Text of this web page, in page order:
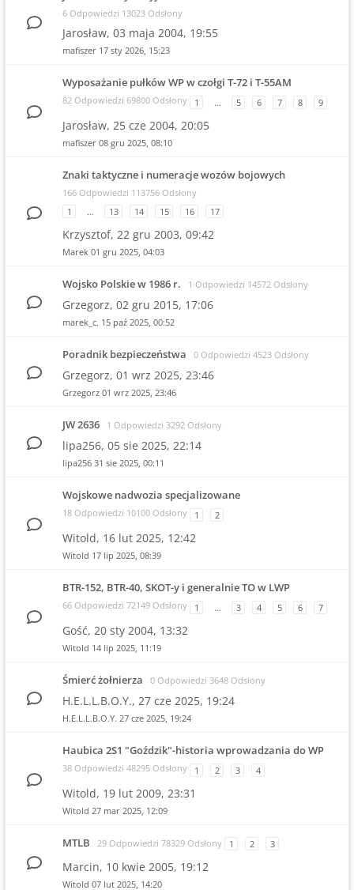
6 Odpowiedzi 13023 Odsłony
Jarosław, 03 maja 2004, 19:55
mafiszer 17 sty 2026, 15:23
Wyposażanie pułków WP w czołgi T-72 i T-55AM
82 Odpowiedzi 69800 Odsłony 1 … 5 6 7 8 9
Jarosław, 25 cze 2004, 20:05
mafiszer 08 gru 2025, 08:10
Znaki taktyczne i numeracje wozów bojowych
166 Odpowiedzi 113756 Odsłony
1
… 13 14 15 16 17
Krzysztof, 22 gru 2003, 09:42
Marek 01 gru 2025, 04:03
Wojsko Polskie w 1986 r. 1 Odpowiedzi 14572 Odsłony
Grzegorz, 02 gru 2015, 17:06
marek_c. 15 paź 2025, 00:52
Poradnik bezpieczeństwa 0 Odpowiedzi 4523 Odsłony
Grzegorz, 01 wrz 2025, 23:46
Grzegorz 01 wrz 2025, 23:46
JW 2636 1 Odpowiedzi 3292 Odsłony
lipa256, 05 sie 2025, 22:14
lipa256 31 sie 2025, 00:11
Wojskowe nadwozia specjalizowane
18 Odpowiedzi 10100 Odsłony 1 2
Witold, 16 lut 2025, 12:42
Witold 17 lip 2025, 08:39
BTR-152, BTR-40, SKOT-y i generalnie TO w LWP
66 Odpowiedzi 72149 Odsłony 1 … 3 4 5 6 7
Gość, 20 sty 2004, 13:32
Witold 14 lip 2025, 11:19
Śmierć żołnierza 0 Odpowiedzi 3648 Odsłony
H.E.L.L.B.O.Y., 27 cze 2025, 19:24
H.E.L.L.B.O.Y. 27 cze 2025, 19:24
Haubica 2S1 "Goździk"-historia wprowadzania do WP
38 Odpowiedzi 48295 Odsłony 1 2 3 4
Witold, 19 lut 2009, 23:31
Witold 27 mar 2025, 12:09
MTLB 29 Odpowiedzi 78329 Odsłony 1 2 3
Marcin, 10 kwie 2005, 19:12
Witold 07 lut 2025, 14:20